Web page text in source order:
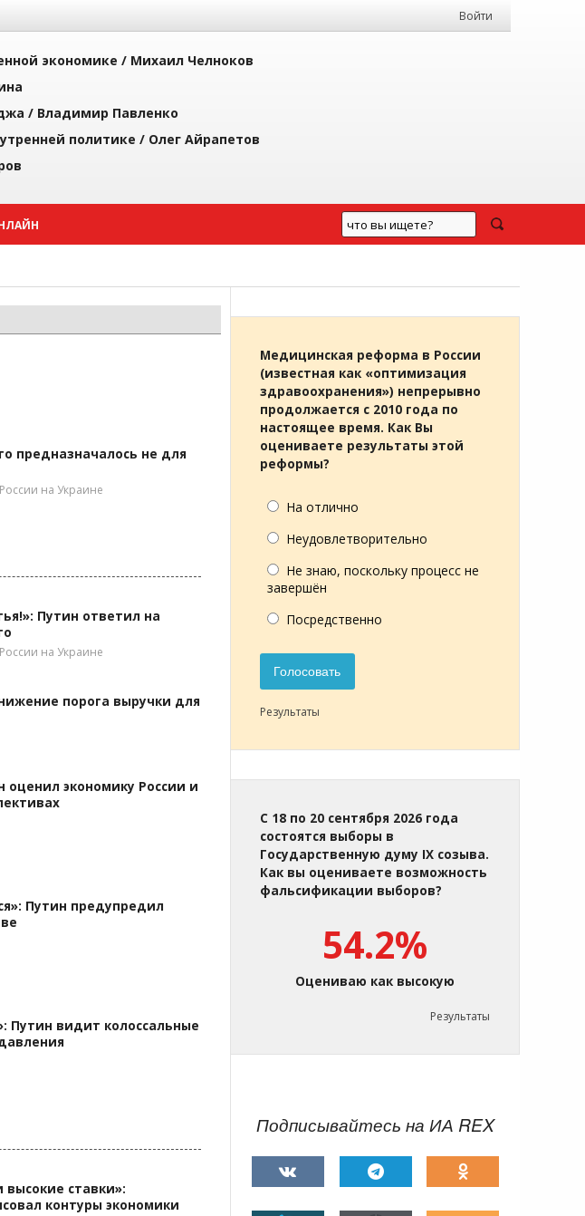
Войти
экономике / Михаил Челноков
/ Владимир Павленко
политике / Олег Айрапетов
предназначалось не для
на Украине
Путин ответил на
на Украине
порога выручки для
оценил экономику России и
Путин предупредил
Путин видит колоссальные
высокие ставки»:
контуры экономики
Медицинская реформа в России
(известная как «оптимизация
здравоохранения») непрерывно
продолжается с 2010 года по
настоящее время. Как Вы
оцениваете результаты этой
реформы?
На отлично
Неудовлетворительно
Не знаю, поскольку процесс не
завершён
Посредственно
Голосовать
Результаты
С 18 по 20 сентября 2026 года
состоятся выборы в
Государственную думу IX созыва.
Как вы оцениваете возможность
фальсификации выборов?
54.2%
Оцениваю как высокую
Результаты
Подписывайтесь на ИА REX